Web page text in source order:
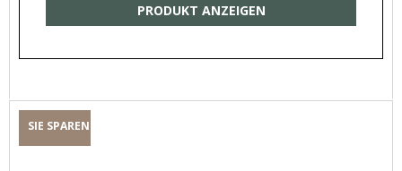
PRODUKT ANZEIGEN
SIE SPAREN